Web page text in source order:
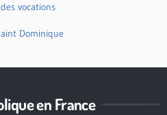
vocations
Dominique
en France